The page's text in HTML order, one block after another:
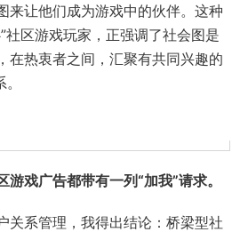
来让他们成为游戏中的伙伴。这种
社区游戏玩家，正强调了社会图是
在热衷者之间，汇聚有共同兴趣的
戏广告都带有一列“加我”请求。
关系管理，我得出结论：桥梁型社